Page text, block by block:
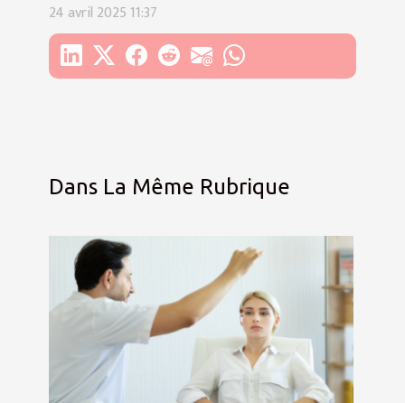
24 avril 2025 11:37
Dans La Même Rubrique